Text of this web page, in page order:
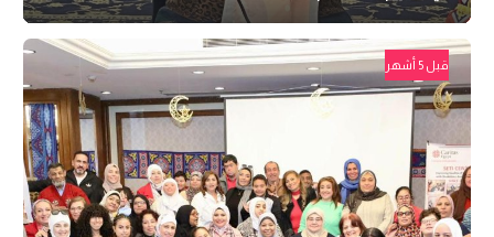
قبل 5 أشهر